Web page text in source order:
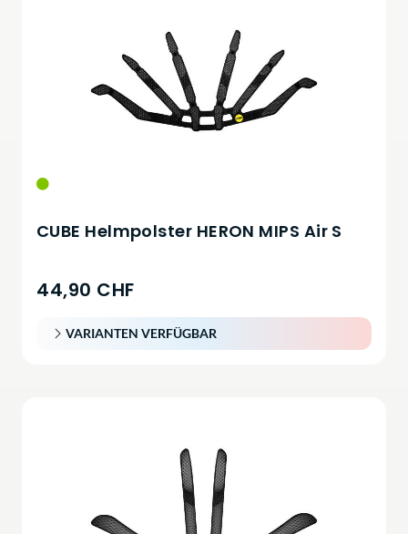
CUBE Helmpolster HERON MIPS Air S
44,90 CHF
VARIANTEN VERFÜGBAR